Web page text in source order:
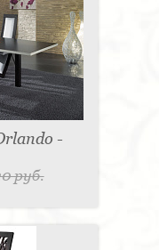
-
руб.